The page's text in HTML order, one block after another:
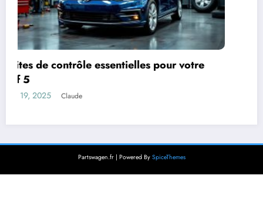
Le régulateur de pression de la Golf 5 :
mars 18, 2025
Partswagen.fr | Powered By SpiceThemes